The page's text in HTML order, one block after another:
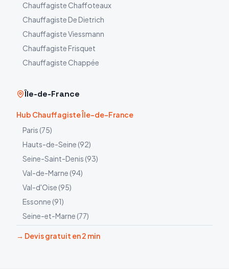
Chauffagiste Chaffoteaux
Chauffagiste De Dietrich
ChauffagisteViessmann
Chauffagiste Frisquet
Chauffagiste Chappée
Île-de-France
Hub Chauffagiste Île-de-France
Paris (75)
Hauts-de-Seine (92)
Seine-Saint-Denis (93)
Val-de-Marne (94)
Val-d'Oise (95)
Essonne (91)
Seine-et-Marne (77)
→ Devis gratuit en 2 min